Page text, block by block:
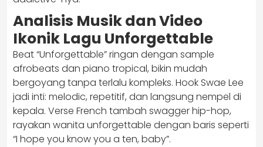
Analisis Musik dan Video
Ikonik Lagu Unforgettable
Beat “Unforgettable” ringan dengan sample
afrobeats dan piano tropical, bikin mudah
bergoyang tanpa terlalu kompleks. Hook Swae Lee
jadi inti: melodic, repetitif, dan langsung nempel di
kepala. Verse French tambah swagger hip-hop,
rayakan wanita unforgettable dengan baris seperti
“I hope you know you a ten, baby”.